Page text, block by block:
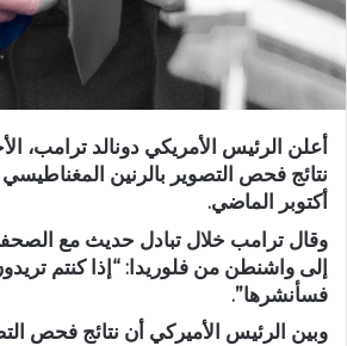
أعلن الرئيس الأمريكي دونالد ترامب،
نتائج فحص التصوير بالرنين
أكتوبر الماضي.
وقال ترامب خلال تبادل حديث مع
إلى واشنطن من فلوريدا: “إذا كنتم
فسأنشرها”.
وبين الرئيس الأميركي أن نتائج فحص